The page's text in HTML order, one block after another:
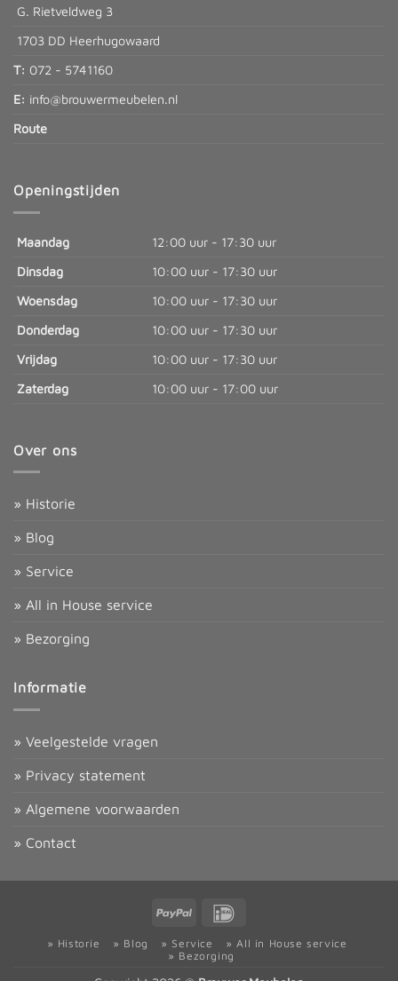
G. Rietveldweg 3
1703 DD Heerhugowaard
T: 072 - 5741160
E: info@brouwermeubelen.nl
Route
Openingstijden
Maandag
12:00 uur - 17:30 uur
Dinsdag
10:00 uur - 17:30 uur
Woensdag
10:00 uur - 17:30 uur
Donderdag
10:00 uur - 17:30 uur
Vrijdag
10:00 uur - 17:30 uur
Zaterdag
10:00 uur - 17:00 uur
Over ons
» Historie
» Blog
» Service
» All in House service
» Bezorging
Informatie
» Veelgestelde vragen
» Privacy statement
» Algemene voorwaarden
» Contact
PayPal
» Historie » Blog » Service
» All in House service
» Bezorging